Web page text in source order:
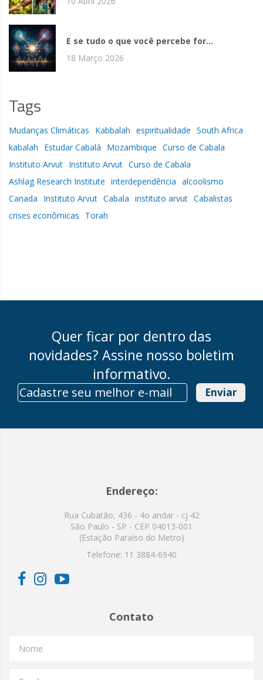
E se tudo o que você percebe for...
18 Março 2026
Tags
Mudanças Climáticas Kabbalah espiritualidade South Africa
kabalah
Estudar Cabalá Mozambique Curso de Cabala
Instituto Arvut Instituto Arvut Curso de Cabala
Ashlag Research Institute interdependência alcoolismo
Canada
Instituto Arvut Cabala instituto arvut Cabalistas
crises econômicas
Torah
Quer ficar por dentro das
novidades? Assine nosso boletim
informativo.
Enviar
Endereço:
Rua Cubatão, 436 - 4o andar - cj 42
São Paulo - SP - CEP 04013-001
(Estação Paraíso do Metro)
Telefone: 11 3884-6940
Contato
Nome